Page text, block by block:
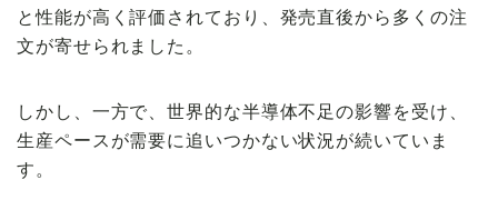
と性能が高く評価されており、発売直後から多くの注
文が寄せられました。
しかし、一方で、世界的な半導体不足の影響を受け、
生産ペースが需要に追いつかない状況が続いていま
す。